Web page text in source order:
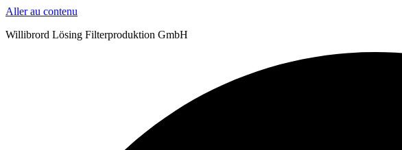
Aller au contenu
Willibrord Lösing Filterproduktion GmbH